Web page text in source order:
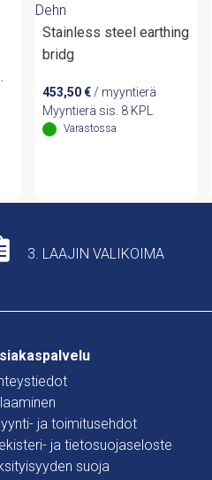
Dehn
Stainless steel earthing
bridg
453,50€ / myyntierä
Myyntierä sis. 8 KPL
Varastossa
3. LAAJIN VALIKOIMA
ja toimitusehdot
ja tietosuojaseloste
suoja